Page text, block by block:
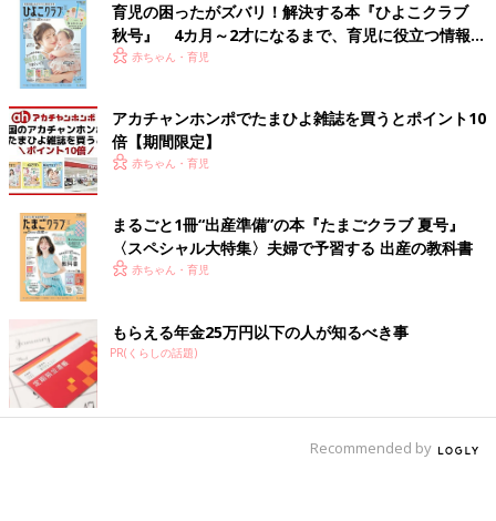
育児の困ったがズバリ！解決する本『ひよこクラブ
秋号』 4カ月～2才になるまで、育児に役立つ情報が
いっぱい！
赤ちゃん・育児
アカチャンホンポでたまひよ雑誌を買うとポイント10
倍【期間限定】
赤ちゃん・育児
まるごと1冊“出産準備”の本『たまごクラブ 夏号』
〈スペシャル大特集〉夫婦で予習する 出産の教科書
赤ちゃん・育児
もらえる年金25万円以下の人が知るべき事
PR(くらしの話題)
Recommended by